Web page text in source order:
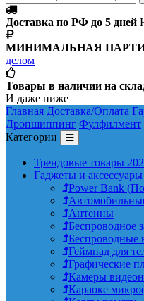
Доставка по РФ до 5 дней
МИНИМАЛЬНАЯ
делом
Товары в наличии на
И даже ниже
Главная Доставка/Оплата
Дропшиппинг Фулфилмент
Категории
Трендовые товары
Гаджеты и аксессуары
Power Bank
Антенны
Беспроводное
Беспроводные
Геймпад для
Графические
Камеры
Караоке